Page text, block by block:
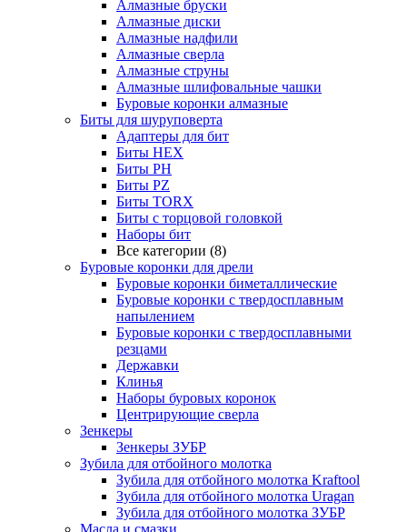
Алмазные бруски
Алмазные диски
Алмазные надфили
Алмазные сверла
Алмазные струны
Алмазные шлифовальные чашки
Буровые коронки алмазные
Биты для шуруповерта
Адаптеры для бит
Биты HEX
Биты PH
Биты PZ
Биты TORX
Биты с торцовой головкой
Наборы бит
Все категории (8)
Буровые коронки для дрели
Буровые коронки биметаллические
Буровые коронки с твердосплавным
напылением
Буровые коронки с твердосплавными
резцами
Державки
Клинья
Наборы буровых коронок
Центрирующие сверла
Зенкеры
Зенкеры ЗУБР
Зубила для отбойного молотка
Зубила для отбойного молотка Kraftool
Зубила для отбойного молотка Uragan
Зубила для отбойного молотка ЗУБР
Масла и смазки